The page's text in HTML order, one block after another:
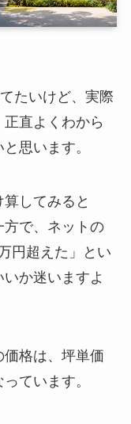
たいけど、実際
直よくわから
思います。
してみると
方で、ネットの
円超えた」とい
か迷いますよ
格は、坪単価
ています。